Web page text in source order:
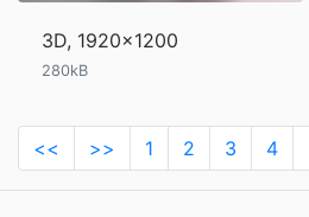
3D, 1920x1200
280kB
<< >> 1 2 3 4